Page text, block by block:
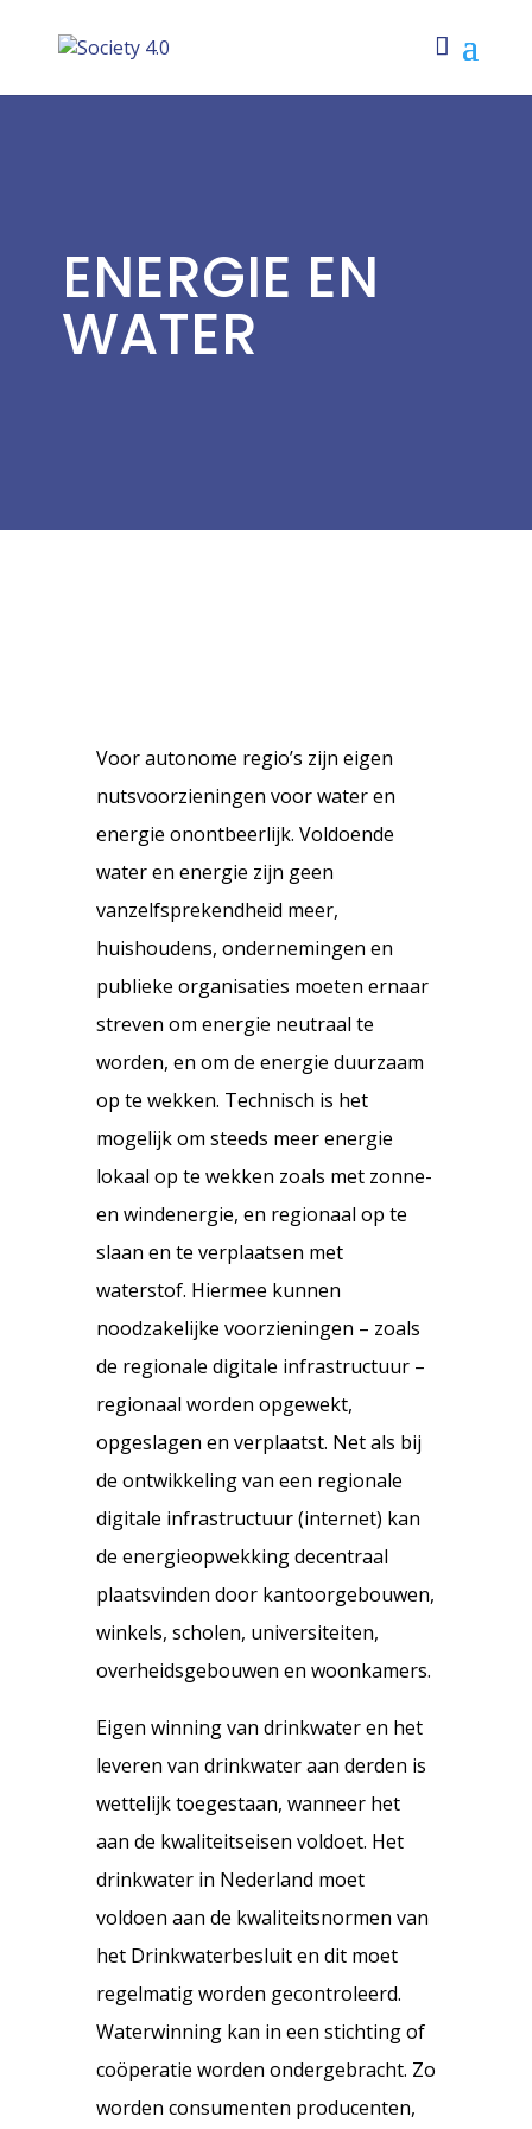
ENERGIE EN
WATER
Voor autonome regio’s zijn eigen
nutsvoorzieningen voor water en
energie onontbeerlijk. Voldoende
water en energie zijn geen
vanzelfsprekendheid meer,
huishoudens, ondernemingen en
publieke organisaties moeten ernaar
streven om energie neutraal te
worden, en om de energie duurzaam
op te wekken. Technisch is het
mogelijk om steeds meer energie
lokaal op te wekken zoals met zonne-
en windenergie, en regionaal op te
slaan en te verplaatsen met
waterstof. Hiermee kunnen
noodzakelijke voorzieningen – zoals
de regionale digitale infrastructuur –
regionaal worden opgewekt,
opgeslagen en verplaatst. Net als bij
de ontwikkeling van een regionale
digitale infrastructuur (internet) kan
de energieopwekking decentraal
plaatsvinden door kantoorgebouwen,
winkels, scholen, universiteiten,
overheidsgebouwen en woonkamers.
Eigen winning van drinkwater en het
leveren van drinkwater aan derden is
wettelijk toegestaan, wanneer het
aan de kwaliteitseisen voldoet. Het
drinkwater in Nederland moet
voldoen aan de kwaliteitsnormen van
het Drinkwaterbesluit en dit moet
regelmatig worden gecontroleerd.
Waterwinning kan in een stichting of
coöperatie worden ondergebracht. Zo
worden consumenten producenten,